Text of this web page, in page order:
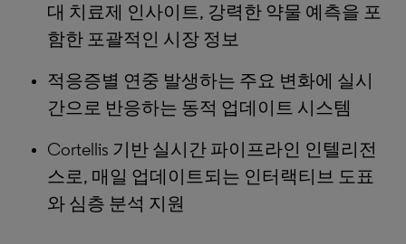
대 치료제 인사이트, 강력한 약물 예측을 포
함한 포괄적인 시장 정보
적응증별 연중 발생하는 주요 변화에 실시
간으로 반응하는 동적 업데이트 시스템
Cortellis 기반 실시간 파이프라인 인텔리전
스로, 매일 업데이트되는 인터랙티브 도표
와 심층 분석 지원